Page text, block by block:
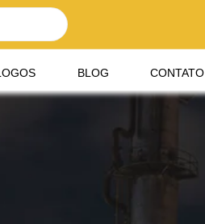
BLOG CONTATO